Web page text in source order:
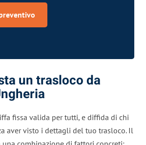
un trasloco da
fissa valida per tutti, e diffida di chi
aver visto i dettagli del tuo trasloco. Il